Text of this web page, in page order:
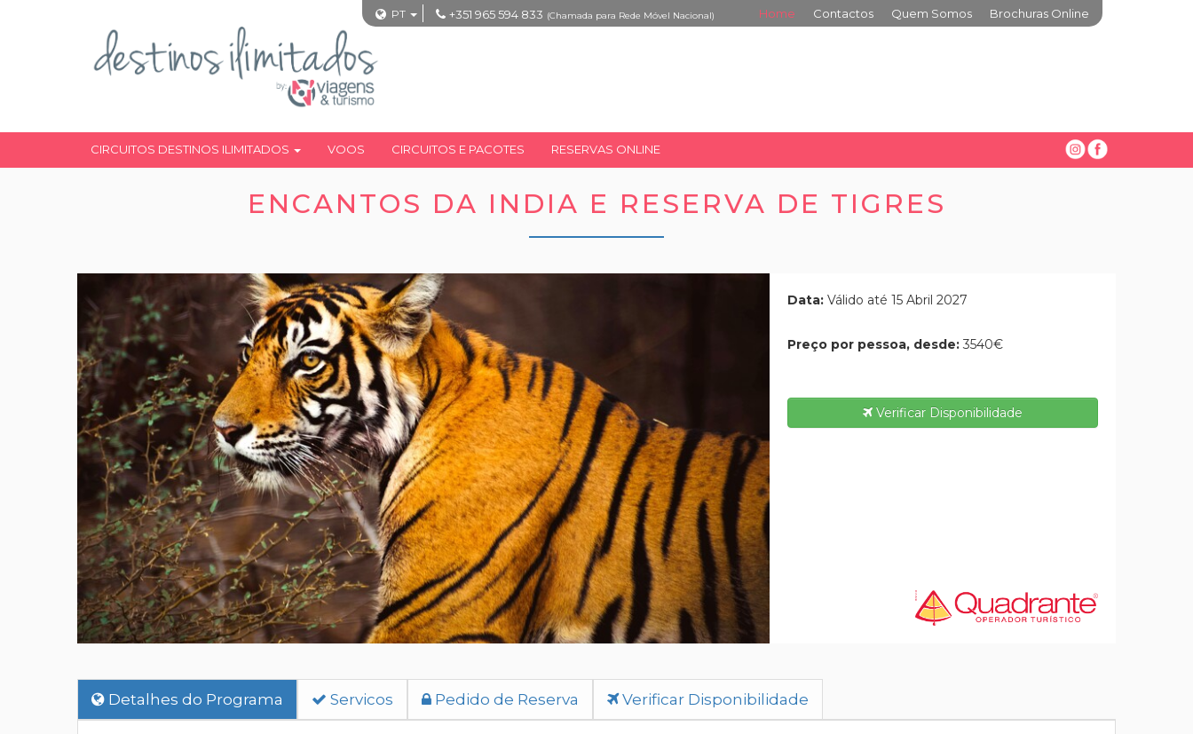
PT +351 965 594 833 (Chamada para Rede Móvel Nacional) Home Contactos Quem Somos Brochuras Online
CIRCUITOS DESTINOS ILIMITADOS VOOS CIRCUITOS E PACOTES RESERVAS ONLINE
ENCANTOS DA INDIA E RESERVA DE TIGRES
Data: Válido até 15 Abril 2027
Preço por pessoa, desde: 3540€
Verificar Disponibilidade
Detalhes do Programa Servicos Pedido de Reserva Verificar Disponibilidade